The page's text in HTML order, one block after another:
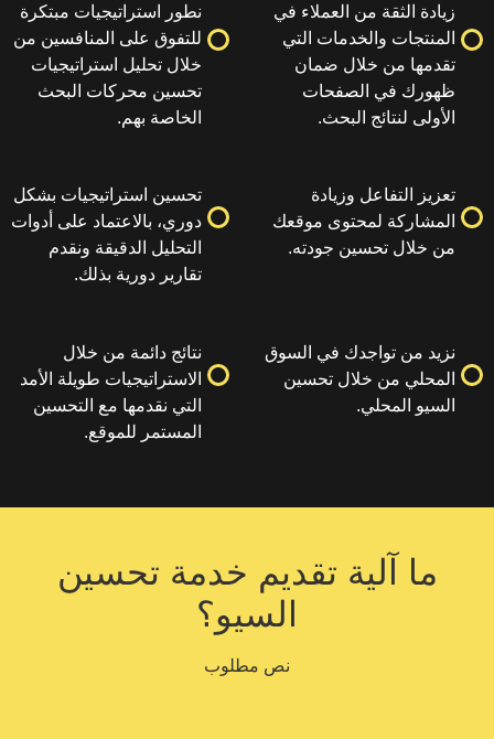
من العملاء في
التي
خلال ضمان
الصفحات
البحث.
نطور استراتيجيات مبتكرة
للتفوق على المنافسين من
خلال تحليل استراتيجيات
تحسين محركات البحث
وزيادة
موقعك
جودته.
تحسين استراتيجيات بشكل
دوري، بالاعتماد على أدوات
التحليل الدقيقة ونقدم
تقارير دورية بذلك.
في السوق
خلال تحسين
نتائج دائمة من خلال
الاستراتيجيات طويلة الأمد
التي نقدمها مع التحسين
المستمر للموقع.
تقديم خدمة تحسين